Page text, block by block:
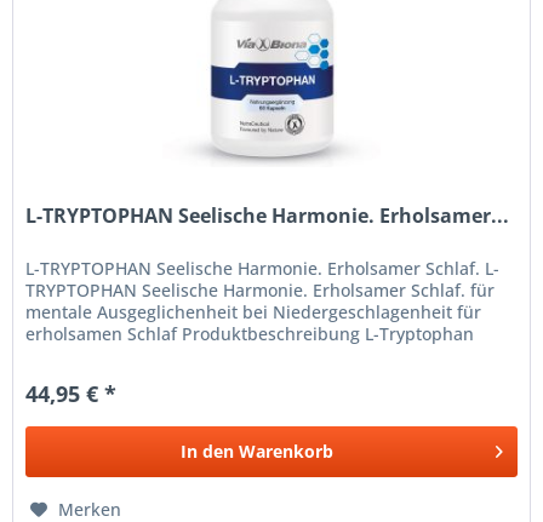
L-TRYPTOPHAN Seelische Harmonie. Erholsamer...
L-TRYPTOPHAN Seelische Harmonie. Erholsamer Schlaf. L-
TRYPTOPHAN Seelische Harmonie. Erholsamer Schlaf. für
mentale Ausgeglichenheit bei Niedergeschlagenheit für
erholsamen Schlaf Produktbeschreibung L-Tryptophan
44,95 € *
In den Warenkorb
Merken